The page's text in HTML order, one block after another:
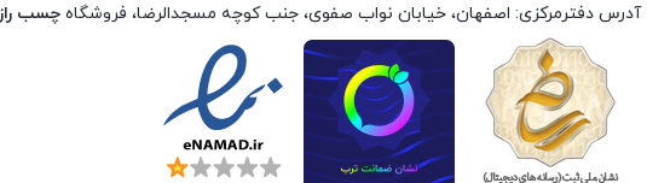
آدرس دفترمرکزی: اصفهان، خیابان نواب صفوی، جنب کوچه مسجدالرضا، فروشگاه چسب